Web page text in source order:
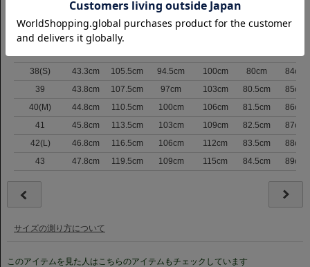
サイズ表記 肩巾 バスト
83.5cm
38(S)
43.3cm 105.5cm 94.5cm 100cm 80cm
84cm
39
43.8cm 107.5cm 97cm 103cm 80.5cm
85cm
40(M)
44.8cm 110.5cm 100cm 106cm 81.5cm
86cm
41
45.8cm 113.5cm 103cm 109cm 82.5cm
87cm
42(L)
46.8cm 116.5cm 106cm 112cm 83.5cm
88cm
43
47.8cm 119.5cm 109cm 115cm 84.5cm 89cm
サイズの測り方について
このアイテムを見た人はこちらのアイテムもチェックしています